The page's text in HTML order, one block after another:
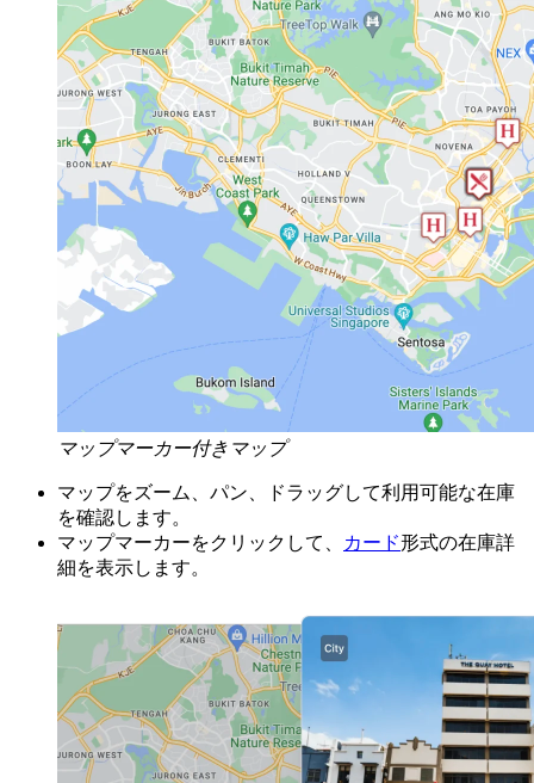
マップマーカー付きマップ
マップをズーム、パン、ドラッグして利用可能な在庫
を確認します。
マップマーカーをクリックして、
カード形式の在庫詳
細を表示します。